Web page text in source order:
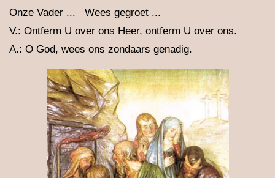
Onze Vader ... Wees gegroet ...
V.: Ontferm U over ons Heer, ontferm U over ons.
A.: O God, wees ons zondaars genadig.